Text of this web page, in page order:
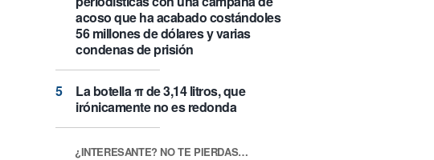
acoso que ha acabado costándoles
56 millones de dólares y varias
condenas de prisión
La botella π de 3,14 litros, que
irónicamente no es redonda
¿INTERESANTE? NO TE PIERDAS…